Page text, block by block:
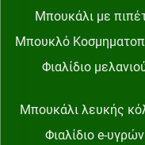
Μπουκάλι με
Μπουκλό
Φιαλίδιο
Μπουκάλι λευκής
Φιαλίδιο e-υγρών